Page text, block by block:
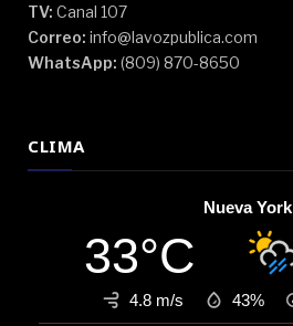
TV: Canal 107
Correo: info@lavozpublica.com
WhatsApp: (809) 870-8650
CLIMA
Nueva York
33°C
4.8 m/s 43%